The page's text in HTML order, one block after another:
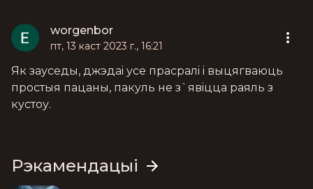
worgenbor
пт, 13 каст 2023 г., 16:21
Як зауседы, джэдаi усе прасралi i выцягваюць
простыя пацаны, пакуль не з`явiцца раяль з
кустоу.
Рэкамендацыі